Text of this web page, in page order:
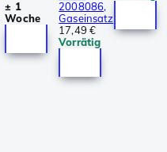
± 1
Woche
2008086,
Gaseinsatz
17,49 €
Vorrätig